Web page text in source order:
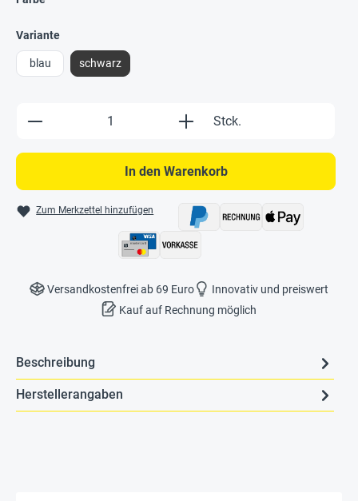
Variante
blau schwarz
Produkt Anzahl: Gib den gewünschten
Stck.
In den Warenkorb
Zum Merkzettel hinzufügen
Versandkostenfrei ab 69 Euro
Innovativ und preiswert
Kauf auf Rechnung möglich
Beschreibung
Herstellerangaben